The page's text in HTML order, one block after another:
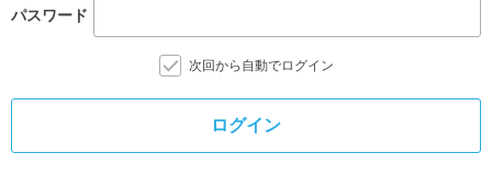
パスワード
次回から自動でログイン
ログイン